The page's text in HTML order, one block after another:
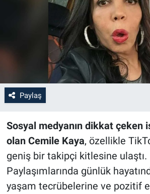
Paylaş
Sosyal medyanın dikkat çeken
olan Cemile Kaya, özellikle
geniş bir takipçi kitlesine ulaştı.
Paylaşımlarında günlük
yaşam tecrübelerine ve pozitif